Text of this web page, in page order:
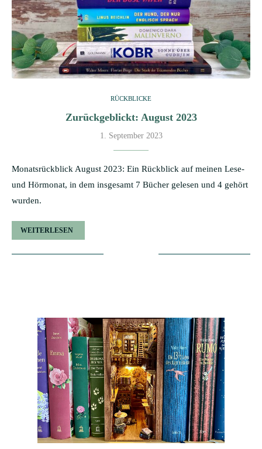
RÜCKBLICKE
Zurückgeblickt: August 2023
1. September 2023
Monatsrückblick August 2023: Ein Rückblick auf meinen Lese-
und Hörmonat, in dem insgesamt 7 Bücher gelesen und 4 gehört
wurden.
WEITERLESEN